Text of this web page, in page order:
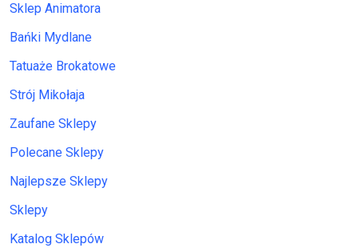
Sklep Animatora
Bańki Mydlane
Tatuaże Brokatowe
Strój Mikołaja
Zaufane Sklepy
Polecane Sklepy
Najlepsze Sklepy
Sklepy
Katalog Sklepów